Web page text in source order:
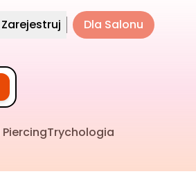
Zarejestruj Dla Salonu
Trychologia